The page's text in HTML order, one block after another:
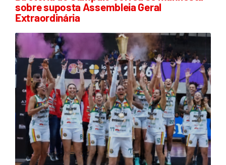
sobre suposta Assembleia Geral
Extraordinária